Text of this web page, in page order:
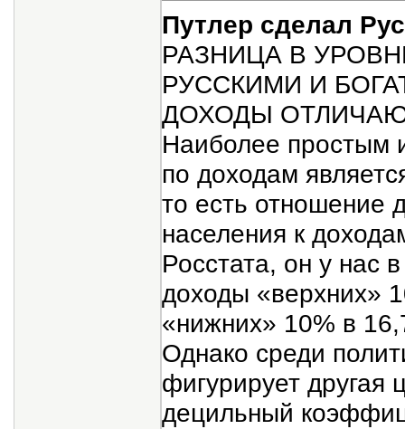
Путлер сделал
РАЗНИЦА В
РУССКИМИ И
ДОХОДЫ
Наиболее простым
по доходам
то есть отношение
населения к
Росстата, он у нас
доходы «верхних»
«нижних» 10% в
Однако среди
фигурирует
децильный